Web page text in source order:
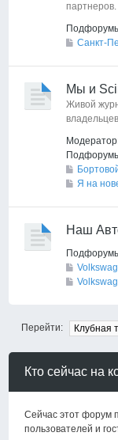
партнеров.
Санкт-
Мы и
Живой
Я на
Наш
Перейти:
Кто сейчас на
Сейчас этот форум
пользователей и